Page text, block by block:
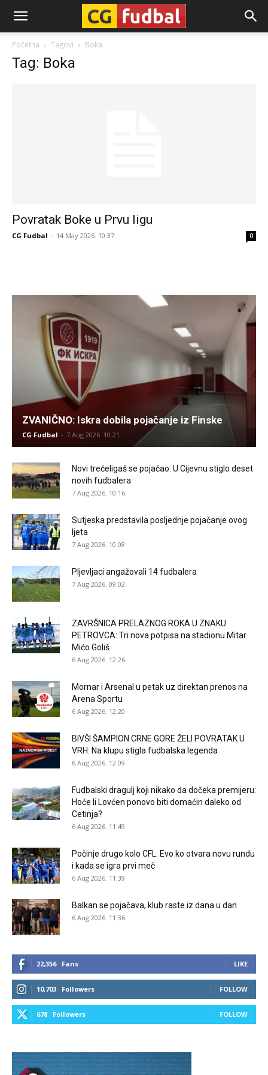
CG-
Fudbal
Početna Tagovi Boka
Tag: Boka
Povratak Boke u Prvu ligu
CG Fudbal - 14 May 2026. 10:37 0
ZVANIČNO: Iskra dobila pojačanje iz Finske
CG Fudbal - 7 Aug 2026. 10:21
Novi trećeligaš se pojačao: U Cijevnu stiglo deset
novih fudbalera
7 Aug 2026. 10:16
Sutjeska predstavila posljednje pojačanje ovog
ljeta
7 Aug 2026. 10:08
Pljevljaci angažovali 14 fudbalera
7 Aug 2026. 09:02
ZAVRŠNICA PRELAZNOG ROKA U ZNAKU
PETROVCA: Tri nova potpisa na stadionu Mitar
Mićo Goliš
6 Aug 2026. 12:26
Mornar i Arsenal u petak uz direktan prenos na
Arena Sportu
6 Aug 2026. 12:20
BIVŠI ŠAMPION CRNE GORE ŽELI POVRATAK U
VRH: Na klupu stigla fudbalska legenda
6 Aug 2026. 12:09
Fudbalski dragulj koji nikako da dočeka premijeru:
Hoće li Lovćen ponovo biti domaćin daleko od
Cetinja?
6 Aug 2026. 11:49
Počinje drugo kolo CFL: Evo ko otvara novu rundu
i kada se igra prvi meč
6 Aug 2026. 11:39
Balkan se pojačava, klub raste iz dana u dan
6 Aug 2026. 11:36
22,356 Fans LIKE
10,703 Followers FOLLOW
678 Followers FOLLOW